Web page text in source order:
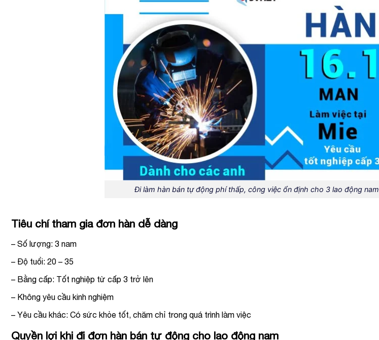
Đi làm hàn bán tự động phí thấp, công việc ổn định cho 3 lao động nam
Tiêu chí tham gia đơn hàn dễ dàng
– Số lượng: 3 nam
– Độ tuổi: 20 – 35
– Bằng cấp: Tốt nghiệp từ cấp 3 trở lên
– Không yêu cầu kinh nghiệm
– Yêu cầu khác: Có sức khỏe tốt, chăm chỉ trong quá trình làm việc
Quyền lợi khi đi đơn hàn bán tự động cho lao động nam